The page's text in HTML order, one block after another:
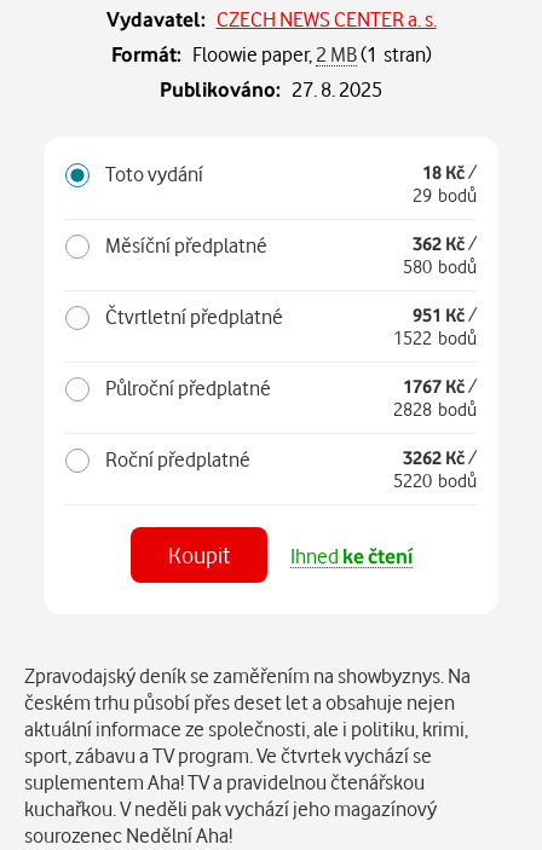
Vydavatel: CZECH NEWS CENTER a. s.
Formát: Floowie paper, 2 MB(1 stran)
Publikováno: 27. 8. 2025
Toto vydání 18 Kč/
29 bodů
Měsíční předplatné 362 Kč/
580 bodů
Čtvrtletní předplatné 951 Kč/
1522 bodů
Půlroční předplatné 1767 Kč/
2828 bodů
Roční předplatné 3262 Kč/
5220 bodů
Koupit Ihned ke čtení
Popis
Zpravodajský deník se zaměřením na showbyznys. Na
českém trhu působí přes deset let a obsahuje nejen
aktuální informace ze společnosti, ale i politiku, krimi,
sport, zábavu a TV program. Ve čtvrtek vychází se
suplementem Aha! TV a pravidelnou čtenářskou
kuchařkou. V neděli pak vychází jeho magazínový
sourozenec Nedělní Aha!